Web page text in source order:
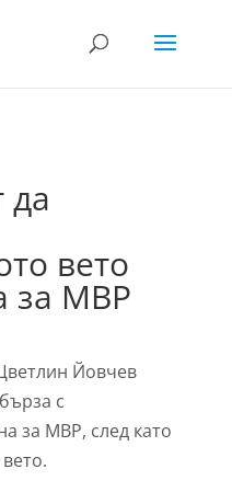
да
вето
за МВР
Йовчев
с
за МВР, след като